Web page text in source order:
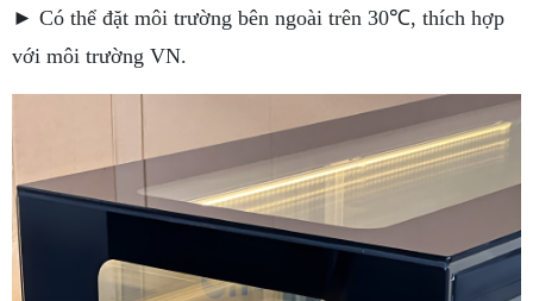
► Có thể đặt môi trường bên ngoài trên 30℃, thích hợp
với môi trường VN.